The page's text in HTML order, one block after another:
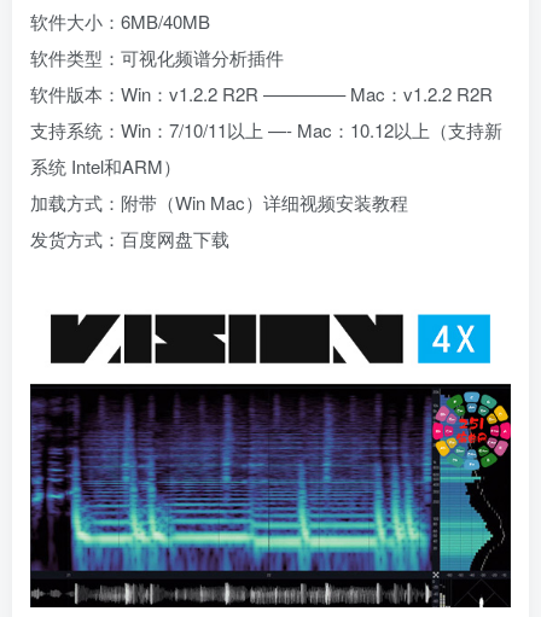
软件大小：6MB/40MB
软件类型：可视化频谱分析插件
软件版本：Win：v1.2.2 R2R ————– Mac：v1.2.2 R2R
支持系统：Win：7/10/11以上 —- Mac：10.12以上（支持新
系统 Intel和ARM）
加载方式：附带（Win Mac）详细视频安装教程
发货方式：百度网盘下载